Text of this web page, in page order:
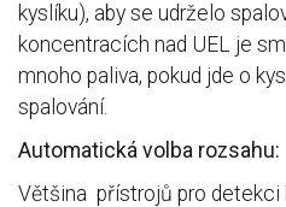
kyslíku), aby se udrželo
koncentracích nad UEL je
mnoho paliva, pokud jde o
spalování.
Automatická volba rozsahu:
Většina přístrojů pro detekci